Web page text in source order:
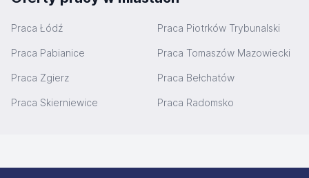
Praca Łódź Praca Piotrków Trybunalski
Praca Pabianice Praca Tomaszów Mazowiecki
Praca Zgierz Praca Bełchatów
Praca Skierniewice Praca Radomsko